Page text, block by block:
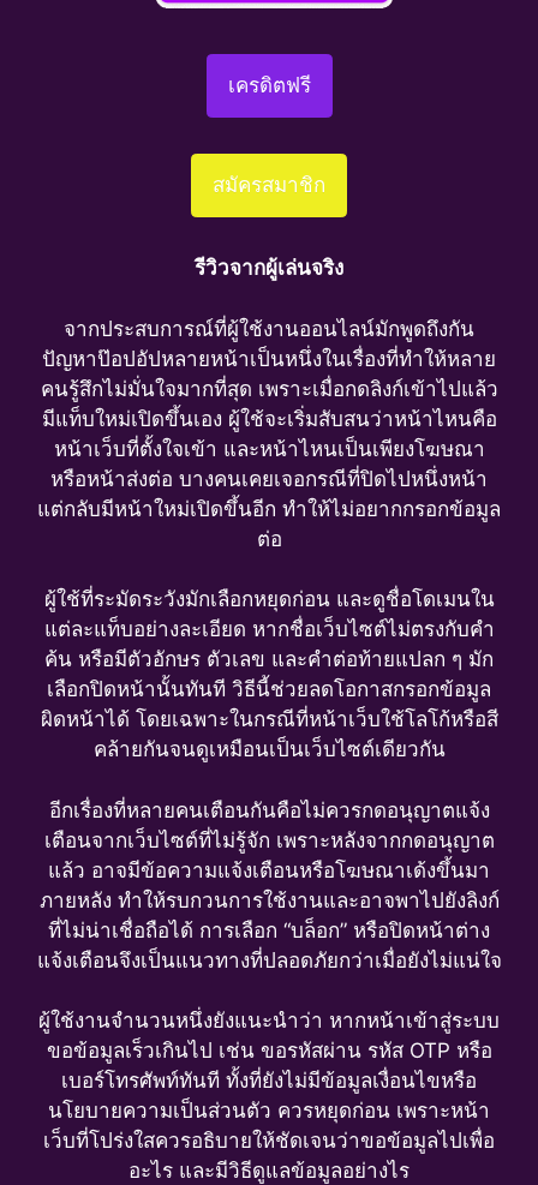
เครดิตฟรี
สมัครสมาชิก
รีวิวจากผู้เล่นจริง
จากประสบการณ์ที่ผู้ใช้งานออนไลน์มักพูดถึงกัน
ปัญหาป๊อปอัปหลายหน้าเป็นหนึ่งในเรื่องที่ทำให้หลาย
คนรู้สึกไม่มั่นใจมากที่สุด เพราะเมื่อกดลิงก์เข้าไปแล้ว
มีแท็บใหม่เปิดขึ้นเอง ผู้ใช้จะเริ่มสับสนว่าหน้าไหนคือ
หน้าเว็บที่ตั้งใจเข้า และหน้าไหนเป็นเพียงโฆษณา
หรือหน้าส่งต่อ บางคนเคยเจอกรณีที่ปิดไปหนึ่งหน้า
แต่กลับมีหน้าใหม่เปิดขึ้นอีก ทำให้ไม่อยากกรอกข้อมูล
ต่อ
ผู้ใช้ที่ระมัดระวังมักเลือกหยุดก่อน และดูชื่อโดเมนใน
แต่ละแท็บอย่างละเอียด หากชื่อเว็บไซต์ไม่ตรงกับคำ
ค้น หรือมีตัวอักษร ตัวเลข และคำต่อท้ายแปลก ๆ มัก
เลือกปิดหน้านั้นทันที วิธีนี้ช่วยลดโอกาสกรอกข้อมูล
ผิดหน้าได้ โดยเฉพาะในกรณีที่หน้าเว็บใช้โลโก้หรือสี
คล้ายกันจนดูเหมือนเป็นเว็บไซต์เดียวกัน
อีกเรื่องที่หลายคนเตือนกันคือไม่ควรกดอนุญาตแจ้ง
เตือนจากเว็บไซต์ที่ไม่รู้จัก เพราะหลังจากกดอนุญาต
แล้ว อาจมีข้อความแจ้งเตือนหรือโฆษณาเด้งขึ้นมา
ภายหลัง ทำให้รบกวนการใช้งานและอาจพาไปยังลิงก์
ที่ไม่น่าเชื่อถือได้ การเลือก “บล็อก” หรือปิดหน้าต่าง
แจ้งเตือนจึงเป็นแนวทางที่ปลอดภัยกว่าเมื่อยังไม่แน่ใจ
ผู้ใช้งานจำนวนหนึ่งยังแนะนำว่า หากหน้าเข้าสู่ระบบ
ขอข้อมูลเร็วเกินไป เช่น ขอรหัสผ่าน รหัส OTP หรือ
เบอร์โทรศัพท์ทันที ทั้งที่ยังไม่มีข้อมูลเงื่อนไขหรือ
นโยบายความเป็นส่วนตัว ควรหยุดก่อน เพราะหน้า
เว็บที่โปร่งใสควรอธิบายให้ชัดเจนว่าขอข้อมูลไปเพื่อ
อะไร และมีวิธีดูแลข้อมูลอย่างไร